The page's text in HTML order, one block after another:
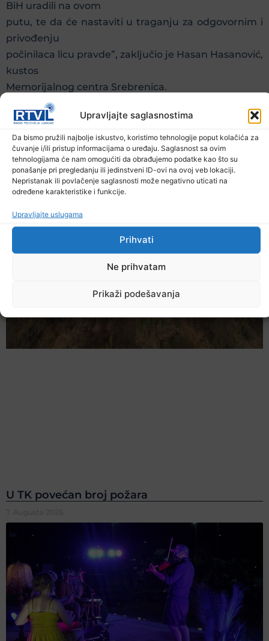
Upravljajte saglasnostima
Da bismo pružili najbolje iskustvo, koristimo tehnologije poput kolačića za
čuvanje i/ili pristup informacijama o uređaju. Saglasnost sa ovim
tehnologijama će nam omogućiti da obrađujemo podatke kao što su
ponašanje pri pregledanju ili jedinstveni ID-ovi na ovoj veb lokaciji.
Nepristanak ili povlačenje saglasnosti može negativno uticati na
određene karakteristike i funkcije.
Upravljajte uslugama
Prihvati
Ne prihvatam
Prikaži podešavanja
BiH uradili na ovom
putu, te da će nastaviti u traganju za odgovornim i
privođenju
počinilaca licu pravde”, zaključio je Hasan Hasanović,
kustos
Memorijalnog centra Srebrenica.
Prethodna vijest Sljedeća vijest
Podijelite na mrežama
Ostale novosti
U TK povećan broj požara
7. Augusta 2026.